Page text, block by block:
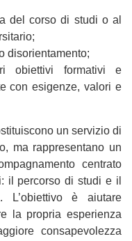
del corso di studi o al
disorientamento;
obiettivi formativi e
con esigenze, valori e
un servizio di
ma rappresentano un
centrato
il percorso di studi e il
L’obiettivo è aiutare
la propria esperienza
consapevolezza